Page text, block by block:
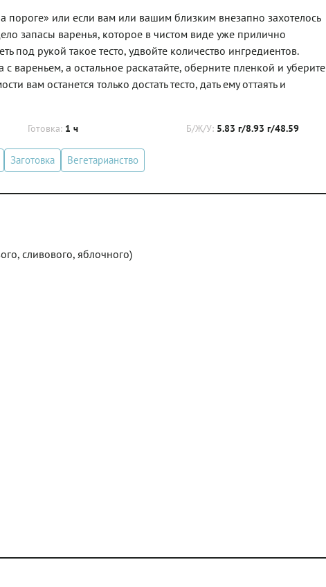
пороге» или если вам или вашим близким внезапно захотелось
запасы варенья, которое в чистом виде уже прилично
под рукой такое тесто, удвойте количество ингредиентов.
вареньем, а остальное раскатайте, оберните пленкой и уберите
вам останется только достать тесто, дать ему оттаять и
Готовка: 1 ч Б/Ж/У: 5.83 г/8.93 г/48.59
Заготовка Вегетарианство
сливового, яблочного)